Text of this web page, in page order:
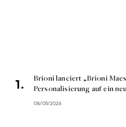
Brioni lanciert „Brioni
Personalisierung auf ein
08/05/2026